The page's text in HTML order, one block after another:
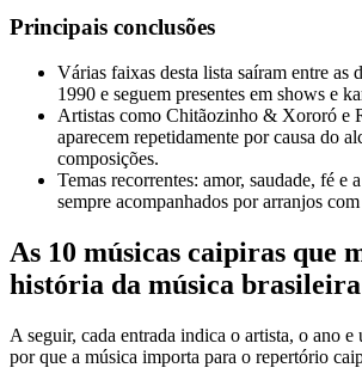
Principais conclusões
Várias faixas desta lista saíram entre as
1990 e seguem presentes em shows e
Artistas como Chitãozinho & Xororó e
aparecem repetidamente por causa do
composições.
Temas recorrentes: amor, saudade, fé e
sempre acompanhados por arranjos
As 10 músicas caipiras que
história da música brasileira
A seguir, cada entrada indica o artista, o ano e
por que a música importa para o repertório